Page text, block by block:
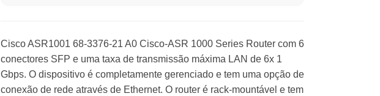
Cisco ASR1001 68-3376-21 A0 Cisco-ASR 1000 Series Router com 6
conectores SFP e uma taxa de transmissão máxima LAN de 6x 1
Gbps. O dispositivo é completamente gerenciado e tem uma opção de
conexão de rede através de Ethernet. O router é rack-mountável e tem